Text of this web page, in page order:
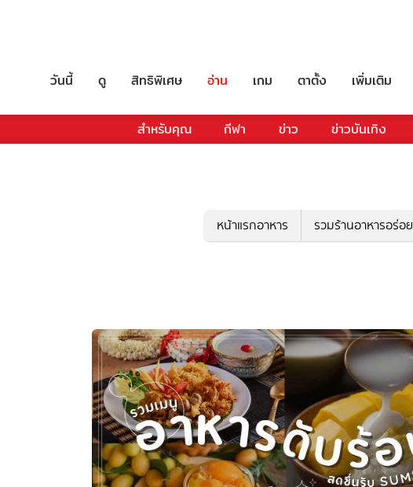
วันนี้ ดู สิทธิพิเศษ อ่าน เกม ตาตั้ง เพิ่มเติม
สำหรับคุณ กีฬา ข่าว ข่าวบันเทิง
หน้าแรกอาหาร รวมร้านอาหารอร่อย